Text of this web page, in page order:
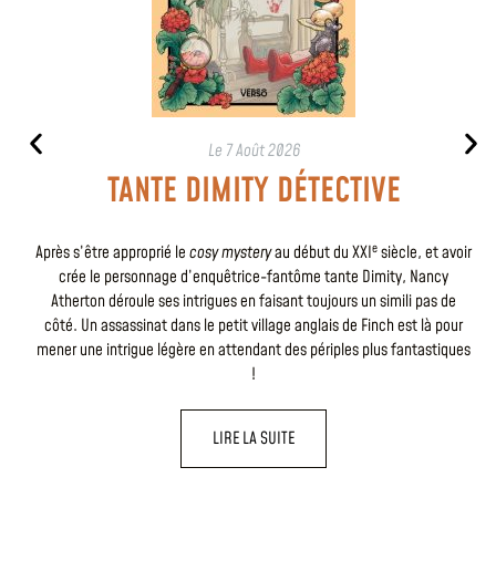
Le 7 Août 2026
TANTE DIMITY DÉTECTIVE
Après s’être approprié lecosy mysteryau début du XXIesiècle, et avoir
crée le personnage d’enquêtrice-fantôme tante Dimity, Nancy
Atherton déroule ses intrigues en faisant toujours un simili pas de
côté. Un assassinat dans le petit village anglais de Finch est là pour
mener une intrigue légère en attendant des périples plus fantastiques
!
LIRE LA SUITE